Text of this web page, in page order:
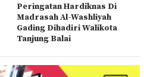
Peringatan Hardiknas Di
Madrasah Al-Washliyah
Gading Dihadiri Walikota
Tanjung Balai